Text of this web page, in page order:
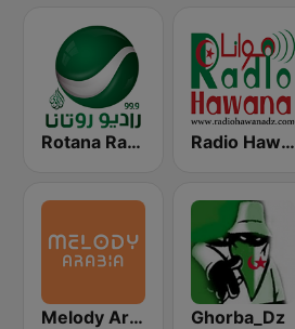
Rotana Radio (راديو روتانا) Radio Hawana (راديو هوانا)
Melody Arabia Ghorba_Dz